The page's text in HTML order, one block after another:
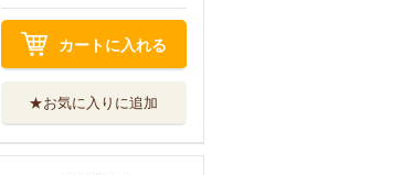
カートに入れる
★お気に入りに追加